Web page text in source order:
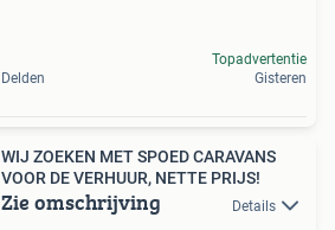
Delden
Topadvertentie
Gisteren
WIJ ZOEKEN MET SPOED CARAVANS
VOOR DE VERHUUR, NETTE PRIJS!
Zie omschrijving Details